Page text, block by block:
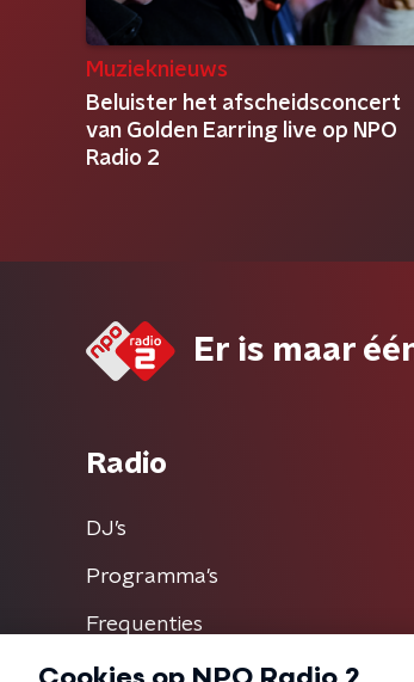
Muzieknieuws
Beluister het afscheidsconcert
van Golden Earring live op NPO
Radio 2
Er is maar
Radio
DJ’s
Programma's
Frequenties